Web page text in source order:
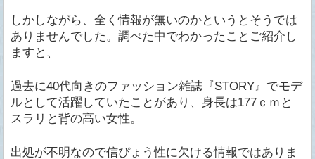
しかしながら、全く情報が無いのかというとそうでは
ありませんでした。調べた中でわかったことご紹介し
ますと、
過去に40代向きのファッション雑誌『STORY』でモデ
ルとして活躍していたことがあり、身長は177ｃｍと
スラリと背の高い女性。
出処が不明なので信ぴょう性に欠ける情報ではありま